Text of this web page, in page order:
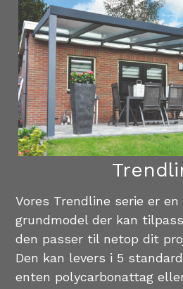
Vores Trendline serie er
grundmodel der kan
den passer til netop dit
Den kan levers i 5
enten polycarbonattag